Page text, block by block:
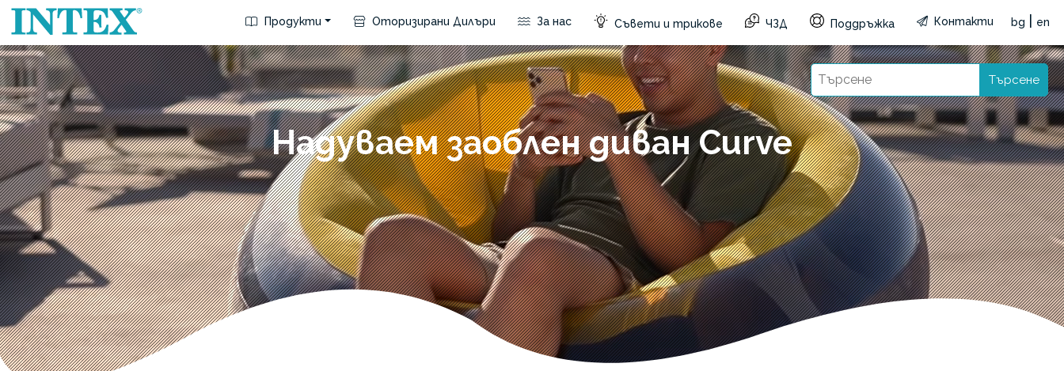
Продукти Оторизирани Дилъри За нас Съвети и трикове ЧЗД Поддръжка Контакти bg en
Търсене
Надуваем заоблен диван Curve